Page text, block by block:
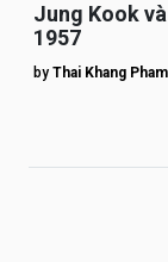
Jung Kook
1957
by Thai Khang Pham